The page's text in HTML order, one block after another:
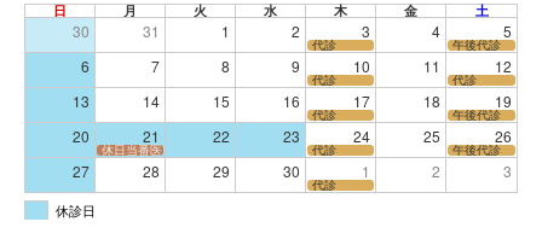
日 月 火 水 木 金 土
30 31 1 2 3 4 5
代診 午後代診
6 7 8 9 10 11 12
代診 代診
13 14 15 16 17 18 19
代診 午後代診
20 21 22 23 24 25 26
休日当番医 代診 午後代診
27 28 29 30 1 2 3
代診
休診日